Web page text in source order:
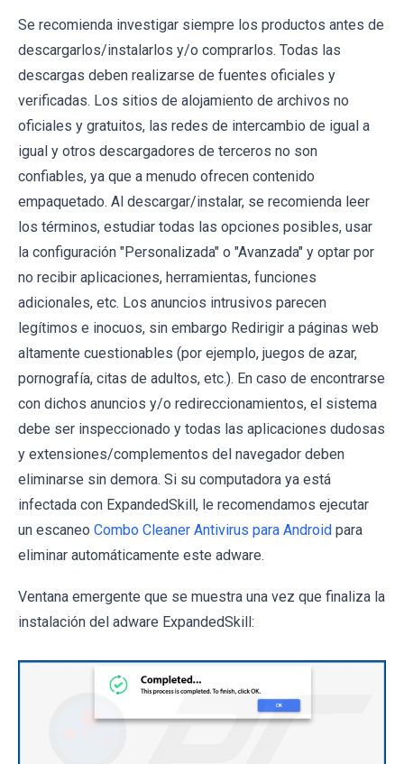
Se recomienda investigar siempre los productos antes de
descargarlos/instalarlos y/o comprarlos. Todas las
descargas deben realizarse de fuentes oficiales y
verificadas. Los sitios de alojamiento de archivos no
oficiales y gratuitos, las redes de intercambio de igual a
igual y otros descargadores de terceros no son
confiables, ya que a menudo ofrecen contenido
empaquetado. Al descargar/instalar, se recomienda leer
los términos, estudiar todas las opciones posibles, usar
la configuración "Personalizada" o "Avanzada" y optar por
no recibir aplicaciones, herramientas, funciones
adicionales, etc. Los anuncios intrusivos parecen
legítimos e inocuos, sin embargo Redirigir a páginas web
altamente cuestionables (por ejemplo, juegos de azar,
pornografía, citas de adultos, etc.). En caso de encontrarse
con dichos anuncios y/o redireccionamientos, el sistema
debe ser inspeccionado y todas las aplicaciones dudosas
y extensiones/complementos del navegador deben
eliminarse sin demora. Si su computadora ya está
infectada con ExpandedSkill, le recomendamos ejecutar
un escaneo Combo Cleaner Antivirus para Android para
eliminar automáticamente este adware.
Ventana emergente que se muestra una vez que finaliza la
instalación del adware ExpandedSkill: